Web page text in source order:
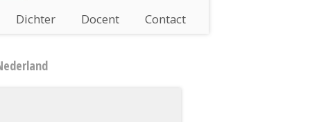
Dichter Docent Contact